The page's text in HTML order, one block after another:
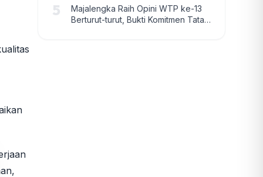
5
Majalengka Raih Opini WTP ke-13
Berturut-turut, Bukti Komitmen Tata